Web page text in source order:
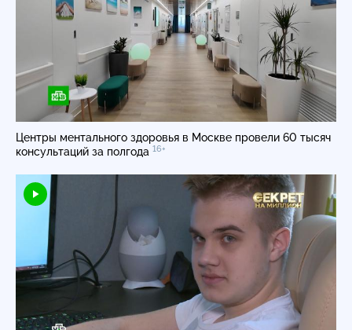
Центры ментального здоровья в Москве провели 60 тысяч
консультаций за полгода 16+